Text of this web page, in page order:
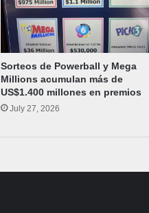
Sorteos de Powerball y Mega
Millions acumulan más de
US$1.400 millones en premios
July 27, 2026